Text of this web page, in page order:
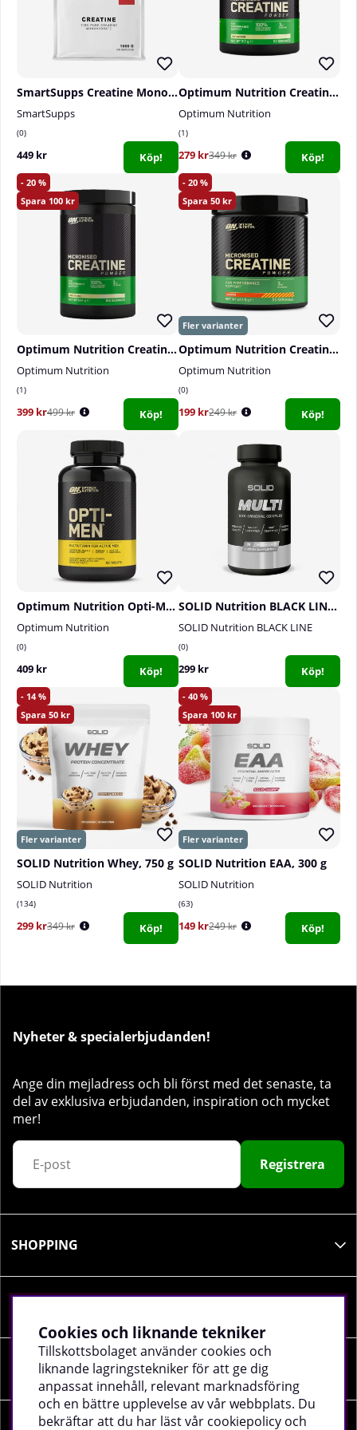
en hälsosam livsstil. Produkten är avsedd för friska
personer över 18 år. Om Du är gravid, ammande,
lider av sjukdom eller behandlas med läkemedel bör
Du alltid kontakta läkare innan Du använder
SmartSupps Creatine Monohydrate, 1000 g
SmartSupps
0
449 kr Köp!
Optimum Nutrition Creatine Powder, 317 g
Optimum Nutrition
1
279 kr349 kr Köp!
20
100
Optimum Nutrition Creatine Powder, 600 g
Optimum Nutrition
1
399 kr499 kr Köp!
20
50
Optimum Nutrition Creatine Powder, 247,5 g
Optimum Nutrition
0
199 kr249 kr Köp!
Optimum Nutrition Opti-Men, 180 tabs
Optimum Nutrition
0
409 kr Köp!
SOLID Nutrition BLACK LINE Multi, 90 mega caps
SOLID Nutrition BLACK LINE
0
299 kr Köp!
14
50
SOLID Nutrition Whey, 750 g
SOLID Nutrition
134
299 kr349 kr Köp!
40
100
SOLID Nutrition EAA, 300 g
SOLID Nutrition
63
149 kr249 kr Köp!
Nyheter & specialerbjudanden!
Ange din mejladress och bli först med det senaste, ta
del av exklusiva erbjudanden, inspiration och mycket
mer!
Registrera
SHOPPING
SOCIALA MEDIER
Cookies och liknande tekniker
Tillskottsbolaget använder cookies och
liknande lagringstekniker för att ge dig
anpassat innehåll, relevant marknadsföring
och en bättre upplevelse av vår webbplats. Du
bekräftar att du har läst vår cookiepolicy och